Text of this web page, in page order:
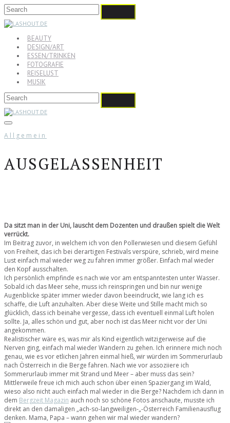
BEAUTY
DESIGN/ART
ESSEN/TRINKEN
FOTOGRAFIE
REISELUST
MUSIK
Allgemein
AUSGELASSENHEIT
Da sitzt man in der Uni, lauscht dem Dozenten und draußen spielt die Welt
verrückt.
Im Beitrag zuvor, in welchem ich von den Pollerwiesen und diesem Gefühl
von Freiheit, das ich bei derartigen Festivals verspüre, schrieb, wird meine
Lust einfach mal wieder weg zu fahren immer größer. Einfach mal wieder
den Kopf ausschalten.
Ich persönlich empfinde es nach wie vor am entspanntesten unter Wasser.
Sobald ich das Meer sehe, muss ich reinspringen und bin nur wenige
Augenblicke später immer wieder davon beeindruckt, wie lang ich es
schaffe, die Luft anzuhalten. Aber diese Weite und Stille macht mich so
glücklich, dass ich beinahe vergesse, dass ich eventuell einmal Luft holen
sollte. Ja, alles schön und gut, aber noch ist das Meer nicht vor der Uni
angekommen.
Realistischer wäre es, was mir als Kind eigentlich witzigerweise auf die
Nerven ging, einfach mal wieder Wandern zu gehen. Ich erinnere mich noch
genau, wie es vor etlichen Jahren einmal hieß, wir würden im Sommerurlaub
nach Österreich in die Berge fahren. Nach wie vor assoziiere ich
Sommerurlaub immer mit Strand und Meer – aber muss das sein?
Mittlerweile freue ich mich auch schon über einen Spaziergang im Wald,
wieso also nicht auch einfach mal wieder in die Berge? Nachdem ich dann in
dem Bergzeit Magazin auch noch so schöne Fotos anschaute, musste ich
direkt an den damaligen „ach-so-langweiligen-„-Österreich Familienausflug
denken. Mama, Papa – wann gehen wir mal wieder wandern?